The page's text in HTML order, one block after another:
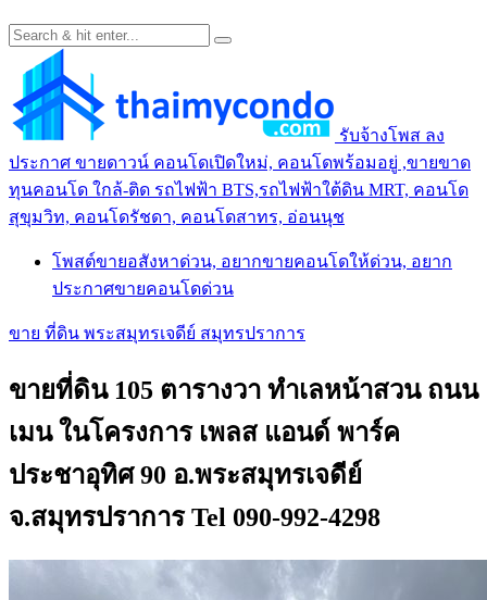
รับจ้างโพส ลง
ประกาศ ขายดาวน์ คอนโดเปิดใหม่, คอนโดพร้อมอยู่ ,ขายขาด
ทุนคอนโด ใกล้-ติด รถไฟฟ้า BTS,รถไฟฟ้าใต้ดิน MRT, คอนโด
สุขุมวิท, คอนโดรัชดา, คอนโดสาทร, อ่อนนุช
โพสต์ขายอสังหาด่วน, อยากขายคอนโดให้ด่วน, อยาก
ประกาศขายคอนโดด่วน
ขาย ที่ดิน พระสมุทรเจดีย์ สมุทรปราการ
ขายที่ดิน 105 ตารางวา ทำเลหน้าสวน ถนน
เมน ในโครงการ เพลส แอนด์ พาร์ค
ประชาอุทิศ 90 อ.พระสมุทรเจดีย์
จ.สมุทรปราการ Tel 090-992-4298